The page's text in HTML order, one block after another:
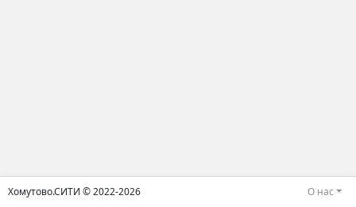
Хомутово.СИТИ © 2022-2026 О нас